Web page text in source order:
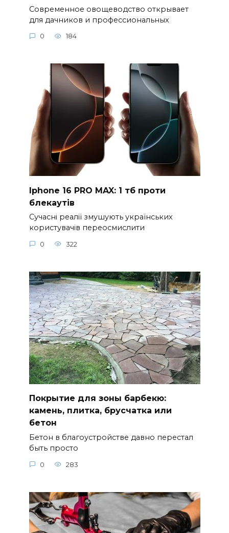
Современное овощеводство открывает
для дачников и профессиональных
0 184
Iphone 16 PRO MAX: 1 тб проти
блекаутів
Сучасні реалії змушують українських
користувачів переосмислити
0 322
Покрытие для зоны барбекю:
камень, плитка, брусчатка или
бетон
Бетон в благоустройстве давно перестал
быть просто
0 283